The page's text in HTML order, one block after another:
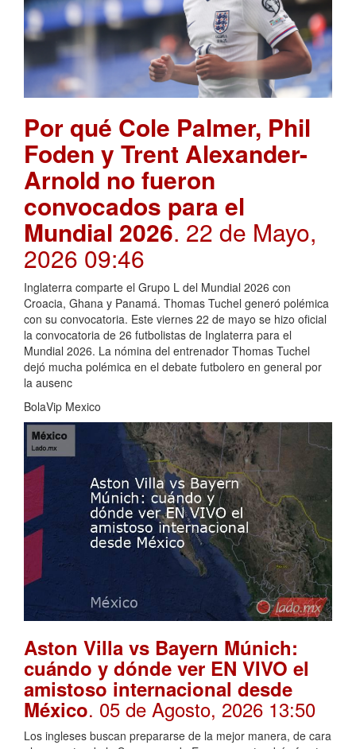
Por qué Cole Palmer, Phil
Foden y Trent Alexander-
Arnold no fueron
convocados para el
Mundial 2026. 22 de Mayo,
2026 09:46
Inglaterra comparte el Grupo L del Mundial 2026 con
Croacia, Ghana y Panamá. Thomas Tuchel generó polémica
con su convocatoria. Este viernes 22 de mayo se hizo oficial
la convocatoria de 26 futbolistas de Inglaterra para el
Mundial 2026. La nómina del entrenador Thomas Tuchel
dejó mucha polémica en el debate futbolero en general por
la ausenc
BolaVip Mexico
Aston Villa vs Bayern Múnich:
cuándo y dónde ver EN VIVO el
amistoso internacional desde
México. 05 de Agosto, 2026 13:50
Los ingleses buscan prepararse de la mejor manera, de cara